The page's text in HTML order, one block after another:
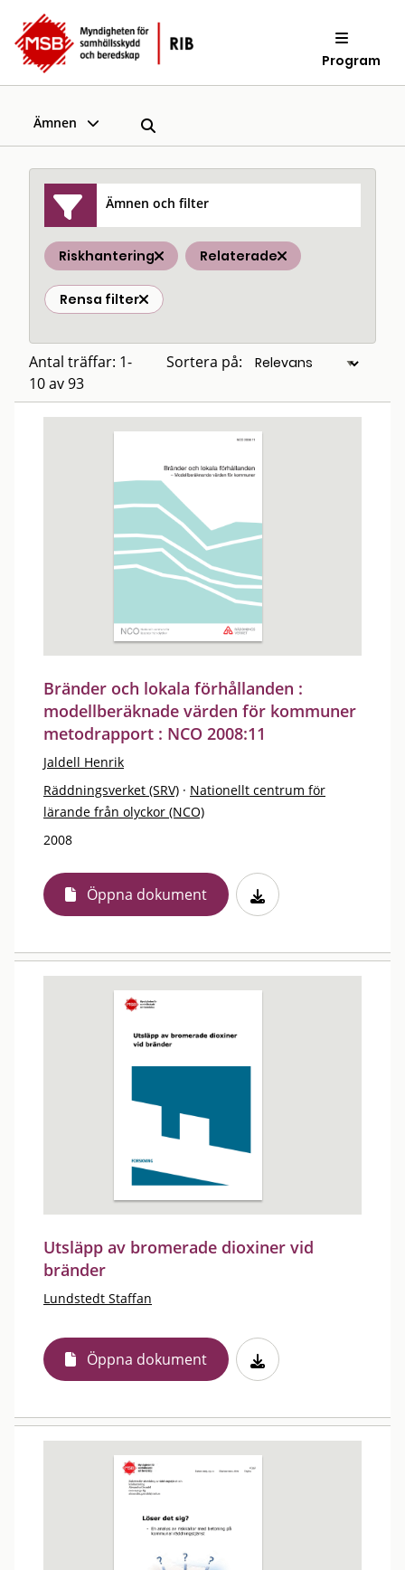
Program
Ämnen
Ämnen och filter
Riskhantering Relaterade
Rensa filter
Antal träffar: 1-
10 av 93
Sortera på:
Bränder och lokala förhållanden :
modellberäknade värden för kommuner
metodrapport : NCO 2008:11
Jaldell Henrik
Räddningsverket (SRV) · Nationellt centrum för
lärande från olyckor (NCO)
2008
Öppna dokument
Utsläpp av bromerade dioxiner vid
bränder
Lundstedt Staffan
Öppna dokument